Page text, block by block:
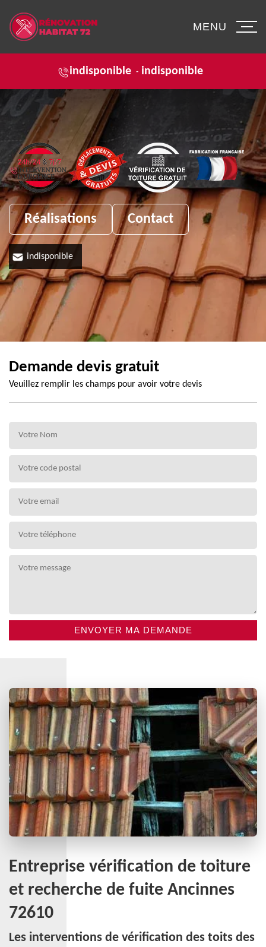
indisponible - indisponible
MENU
Réalisations Contact
indisponible
Demande devis gratuit
Veuillez remplir les champs pour avoir votre devis
Entreprise vérification de toiture
et recherche de fuite Ancinnes
72610
Les interventions de vérification des toits des